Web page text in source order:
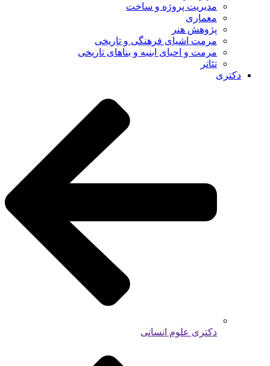
مدیریت پروژه و ساخت
معماری
پژوهش هنر
مرمت اشیای فرهنگی و تاریخی
مرمت و احیای ابنیه و بناهای تاریخی
تئاتر
دکتری
دکتری علوم انسانی